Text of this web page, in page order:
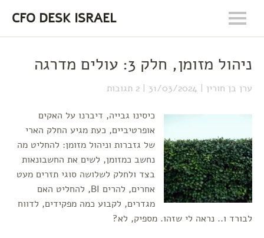
CFO DESK ISRAEL
ניהול מזומן, חלק 3: עולים מדרגה
ערן בן חורין 31/03/2024 2 תגובות
כיסינו גבייה, דיברנו על האקים
אופרטיביים, כעת מגיע החלק הארי
של גזברות וניהול מזומן: להחליט מה
נחשב כמזומן, לשים את החשבונאות
בצד ולחלק לשלושה סוגי תזרים מעט
אחרים, להרים BI, להחליט האם
מגדרים, לקבוע כמה מפקידים, לדווח
לבורד ו.. נראה לי שזהו. מספיק, לא?